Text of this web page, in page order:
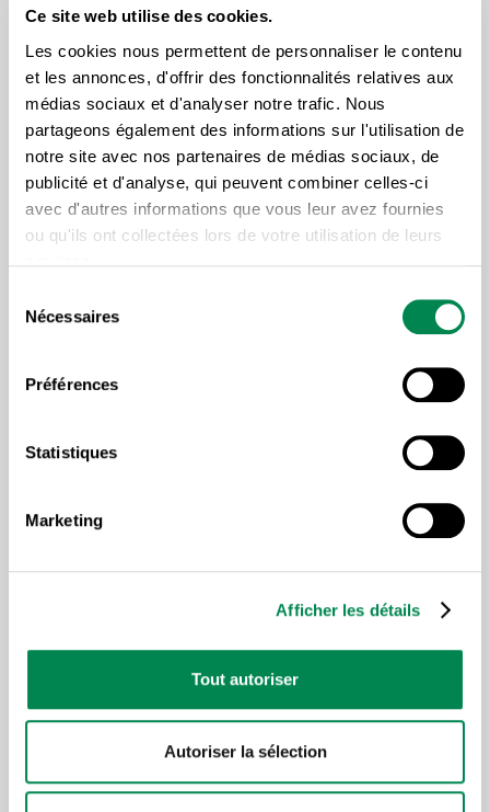
Ce site web utilise des cookies.
Les cookies nous permettent de personnaliser le contenu
et les annonces, d'offrir des fonctionnalités relatives aux
médias sociaux et d'analyser notre trafic. Nous
partageons également des informations sur l'utilisation de
notre site avec nos partenaires de médias sociaux, de
publicité et d'analyse, qui peuvent combiner celles-ci
avec d'autres informations que vous leur avez fournies
ou qu'ils ont collectées lors de votre utilisation de leurs
Nécessaires
Préférences
Statistiques
Marketing
Afficher les détails
Tout autoriser
Autoriser la sélection
pas faire l’unanimité?», s’interroge le
président de la CSD, Luc Vachon.
En outre, la compagnie NORPAC, qui depuis 2016,
appartient à un fonds de couverture new yorkais,
One Rock Capital, serait en difficultés financières. En
portant plainte, elle espère ainsi se donner du temps,
estime notamment Michel Vincent, directeur
forestière du Québec (CIFQ).
nombreux secteurs d’activité et elle est l’une des
Fondée en 1972, la CSD se distingue par son
primauté de la personne et la démocratie.
Lire plus d'articles sous la
même thématique